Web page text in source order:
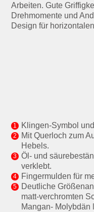
Arbeiten. Gute
Drehmomente und
Design für
Klingen-Symbol
Mit Querloch zum
Hebels.
Öl- und
verklebt.
Fingermulden für
Deutliche
matt-verchromten
Mangan- Molybdän